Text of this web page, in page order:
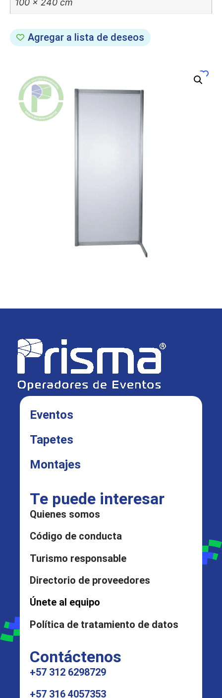
100 × 240 cm
Agregar a lista de deseos
Eventos
Tapetes
Montajes
Te puede interesar
Quienes somos
Código de conducta
Turismo responsable
Directorio de proveedores
Únete al equipo
Política de tratamiento de datos
Contáctenos
+57 312 6298729
+57 316 4057353